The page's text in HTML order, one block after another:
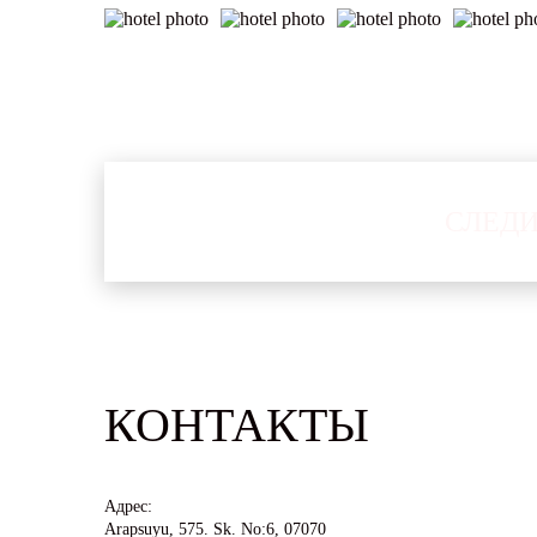
КОНТАКТЫ
Адрес:
Arapsuyu, 575. Sk. No:6, 07070